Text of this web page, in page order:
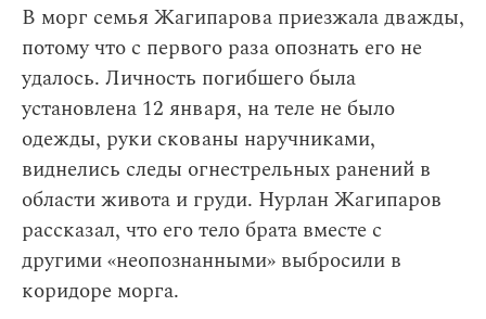
В морг семья Жагипарова приезжала дважды,
потому что с первого раза опознать его не
удалось. Личность погибшего была
установлена 12 января, на теле не было
одежды, руки скованы наручниками,
виднелись следы огнестрельных ранений в
области живота и груди. Нурлан Жагипаров
рассказал, что его тело брата вместе с
другими «неопознанными» выбросили в
коридоре морга.